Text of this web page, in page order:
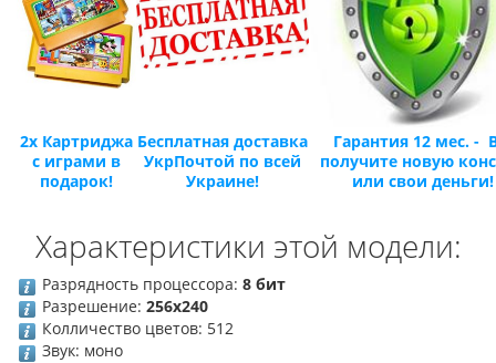
2х Картриджа
с играми в
подарок!
Бесплатная доставка
УкрПочтой по всей
Украине!
Гарантия 12 мес. -
получите новую
или свои деньги!
Характеристики этой модели:
Разрядность процессора: 8 бит
Разрешение: 256x240
Колличество цветов: 512
Звук: моно